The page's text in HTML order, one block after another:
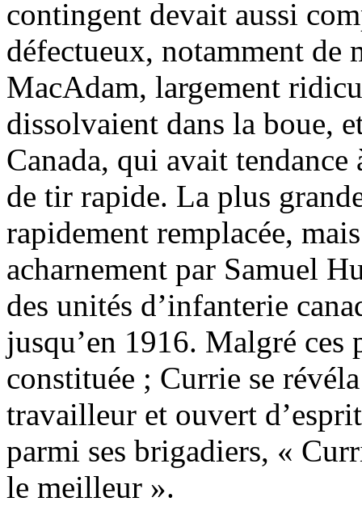
contingent devait aussi
défectueux, notamment de
MacAdam, largement
dissolvaient dans la boue,
Canada, qui avait tendance
de tir rapide. La plus
rapidement remplacée,
acharnement par Samuel
des unités d’infanterie
jusqu’en 1916. Malgré ces
constituée ; Currie se
travailleur et ouvert
parmi ses brigadiers, «
le meilleur ».